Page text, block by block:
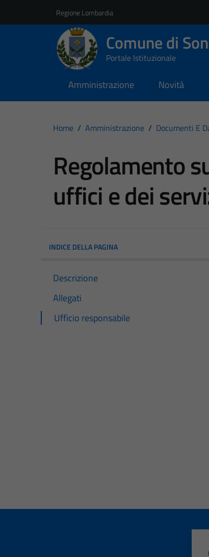
Regione Lombardia
Comune di
Portale Istituzionale
Amministrazione Novità
Home / Amministrazione / Documenti E
Regolamento
uffici e dei
INDICE DELLA PAGINA
Descrizione
Allegati
Ufficio responsabile